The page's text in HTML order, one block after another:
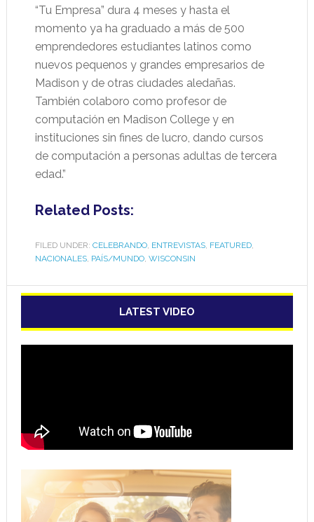
“Tu Empresa” dura 4 meses y hasta el
momento ya ha graduado a más de 500
emprendedores estudiantes latinos como
nuevos pequenos y grandes empresarios de
Madison y de otras ciudades aledañas.
También colaboro como profesor de
computación en Madison College y en
instituciones sin fines de lucro, dando cursos
de computación a personas adultas de tercera
edad.”
Related Posts:
FILED UNDER: CELEBRANDO, ENTREVISTAS, FEATURED,
NACIONALES, PAÍS/MUNDO, WISCONSIN
LATEST VIDEO